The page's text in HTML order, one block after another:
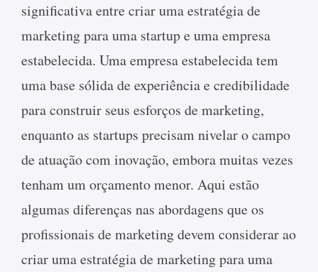
significativa entre criar uma estratégia de
marketing para uma startup e uma empresa
estabelecida. Uma empresa estabelecida tem
uma base sólida de experiência e credibilidade
para construir seus esforços de marketing,
enquanto as startups precisam nivelar o campo
de atuação com inovação, embora muitas vezes
tenham um orçamento menor. Aqui estão
algumas diferenças nas abordagens que os
profissionais de marketing devem considerar ao
criar uma estratégia de marketing para uma